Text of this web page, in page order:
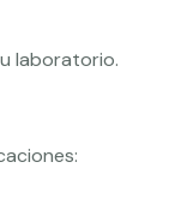
laboratorio.